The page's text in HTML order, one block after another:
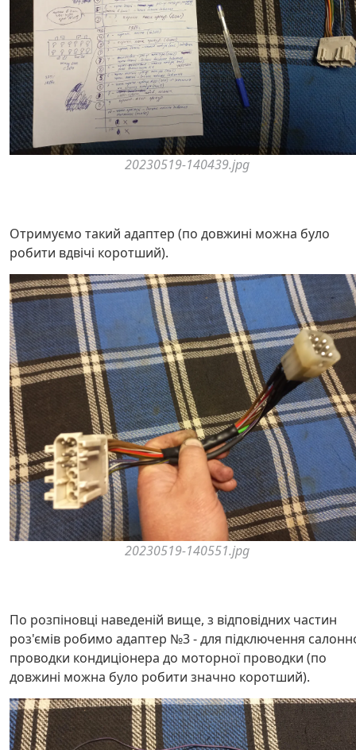
20230519-140439.jpg
Отримуємо такий адаптер (по довжині можна було
робити вдвічі коротший).
20230519-140551.jpg
По розпіновці наведеній вище, з відповідних частин
роз'ємів робимо адаптер №3 - для підключення
проводки кондиціонера до моторної проводки (по
довжині можна було робити значно коротший).